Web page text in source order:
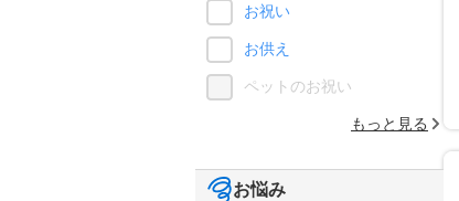
お祝い
お供え
ペットのお祝い
もっと見る
お悩み